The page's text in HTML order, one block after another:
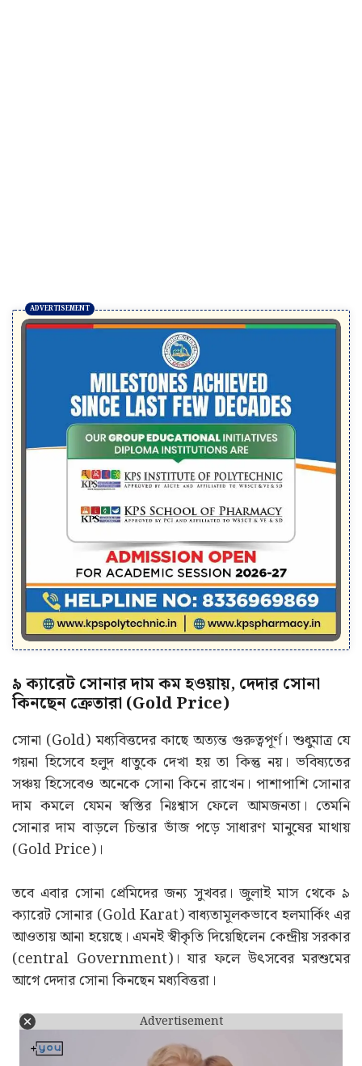
৯ ক্যারেট সোনার দাম কম হওয়ায়, দেদার সোনা
কিনছেন ক্রেতারা (Gold Price)
সোনা (Gold) মধ্যবিত্তদের কাছে অত্যন্ত গুরুত্বপূর্ণ। শুধুমাত্র যে
গয়না হিসেবে হলুদ ধাতুকে দেখা হয় তা কিন্তু নয়। ভবিষ্যতের
সঞ্চয় হিসেবেও অনেকে সোনা কিনে রাখেন। পাশাপাশি সোনার
দাম কমলে যেমন স্বস্তির নিঃশ্বাস ফেলে আমজনতা। তেমনি
সোনার দাম বাড়লে চিন্তার ভাঁজ পড়ে সাধারণ মানুষের মাথায়
(Gold Price)।
তবে এবার সোনা প্রেমিদের জন্য সুখবর। জুলাই মাস থেকে ৯
ক্যারেট সোনার (Gold Karat) বাধ্যতামূলকভাবে হলমার্কিং এর
আওতায় আনা হয়েছে। এমনই স্বীকৃতি দিয়েছিলেন কেন্দ্রীয় সরকার
(central Government)। যার ফলে উৎসবের মরশুমের
আগে দেদার সোনা কিনছেন মধ্যবিত্তরা।
Advertisement